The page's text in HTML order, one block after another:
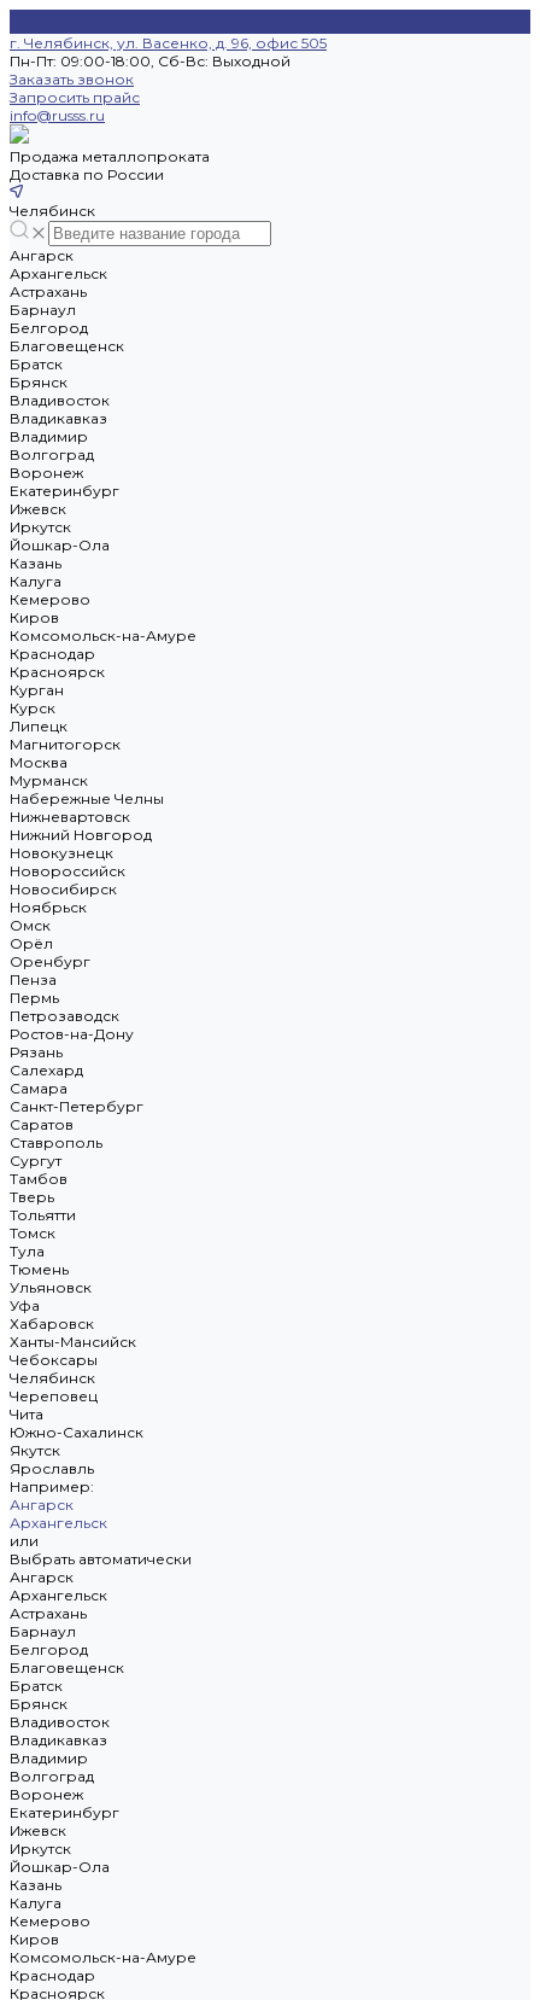
г. Челябинск, ул. Васенко, д. 96, офис 505
Пн-Пт: 09:00-18:00, Cб-Вс: Выходной
Заказать звонок
Запросить прайс
info@russs.ru
Продажа металлопроката
Доставка по России
Челябинск
Ангарск
Архангельск
Астрахань
Барнаул
Белгород
Благовещенск
Братск
Брянск
Владивосток
Владикавказ
Владимир
Волгоград
Воронеж
Екатеринбург
Ижевск
Иркутск
Йошкар-Ола
Казань
Калуга
Кемерово
Киров
Комсомольск-на-Амуре
Краснодар
Красноярск
Курган
Курск
Липецк
Магнитогорск
Москва
Мурманск
Набережные Челны
Нижневартовск
Нижний Новгород
Новокузнецк
Новороссийск
Новосибирск
Ноябрьск
Омск
Орёл
Оренбург
Пенза
Пермь
Петрозаводск
Ростов-на-Дону
Рязань
Салехард
Самара
Санкт-Петербург
Саратов
Ставрополь
Сургут
Тамбов
Тверь
Тольятти
Томск
Тула
Тюмень
Ульяновск
Уфа
Хабаровск
Ханты-Мансийск
Чебоксары
Челябинск
Череповец
Чита
Южно-Сахалинск
Якутск
Ярославль
Например:
Ангарск
Архангельск
или
Выбрать автоматически
Ангарск
Архангельск
Астрахань
Барнаул
Белгород
Благовещенск
Братск
Брянск
Владивосток
Владикавказ
Владимир
Волгоград
Воронеж
Екатеринбург
Ижевск
Иркутск
Йошкар-Ола
Казань
Калуга
Кемерово
Киров
Комсомольск-на-Амуре
Краснодар
Красноярск